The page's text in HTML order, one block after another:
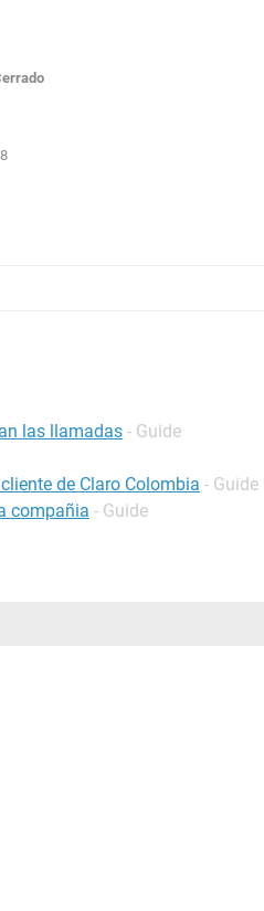
las llamadas - Guide
de Claro Colombia - Guide
compañia - Guide